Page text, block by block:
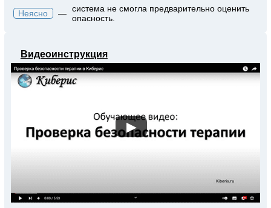
Неясно
— система не смогла предварительно оценить
опасность.
Видеоинструкция
▶